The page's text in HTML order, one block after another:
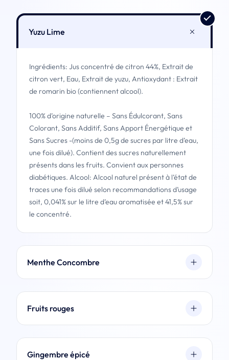
Yuzu Lime
Ingrédients: Jus concentré de citron 44%, Extrait de
citron vert, Eau, Extrait de yuzu, Antioxydant : Extrait
de romarin bio (contiennent alcool).
100% d’origine naturelle – Sans Édulcorant, Sans
Colorant, Sans Additif, Sans Apport Énergétique et
Sans Sucres -(moins de 0,5g de sucres par litre d’eau,
une fois dilué). Contient des sucres naturellement
présents dans les fruits. Convient aux personnes
diabétiques. Alcool: Alcool naturel présent à l’état de
traces une fois dilué selon recommandations d’usage
soit, 0,041% sur le litre d’eau aromatisée et 41,5% sur
le concentré.
Menthe Concombre
Fruits rouges
Gingembre épicé